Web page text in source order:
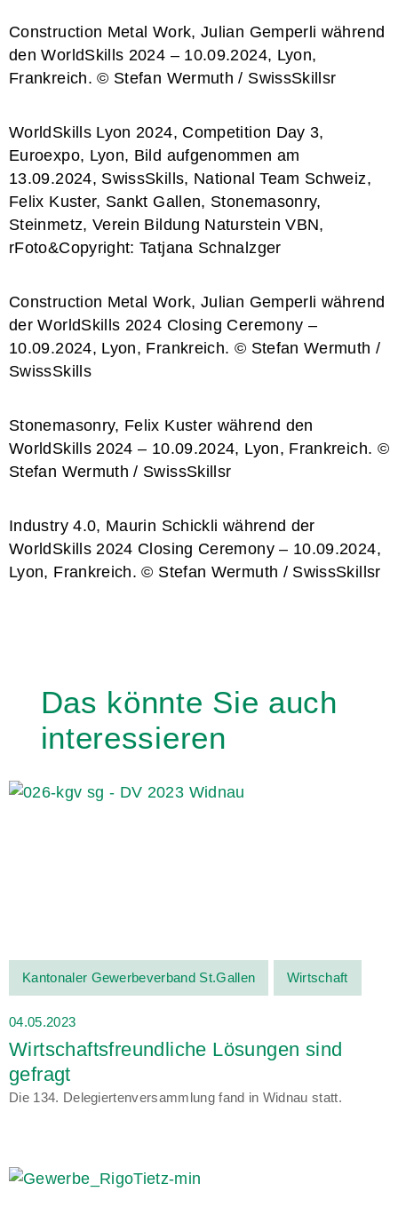
Construction Metal Work, Julian Gemperli während
den WorldSkills 2024 – 10.09.2024, Lyon,
Frankreich. © Stefan Wermuth / SwissSkillsr
WorldSkills Lyon 2024, Competition Day 3,
Euroexpo, Lyon, Bild aufgenommen am
13.09.2024, SwissSkills, National Team Schweiz,
Felix Kuster, Sankt Gallen, Stonemasonry,
Steinmetz, Verein Bildung Naturstein VBN,
rFoto&Copyright: Tatjana Schnalzger
Construction Metal Work, Julian Gemperli während
der WorldSkills 2024 Closing Ceremony –
10.09.2024, Lyon, Frankreich. © Stefan Wermuth /
SwissSkills
Stonemasonry, Felix Kuster während den
WorldSkills 2024 – 10.09.2024, Lyon, Frankreich. ©
Stefan Wermuth / SwissSkillsr
Industry 4.0, Maurin Schickli während der
WorldSkills 2024 Closing Ceremony – 10.09.2024,
Lyon, Frankreich. © Stefan Wermuth / SwissSkillsr
Das könnte Sie auch
interessieren
Kantonaler Gewerbeverband St.Gallen Wirtschaft
04.05.2023
Wirtschaftsfreundliche Lösungen sind
gefragt
Die 134. Delegiertenversammlung fand in Widnau statt.